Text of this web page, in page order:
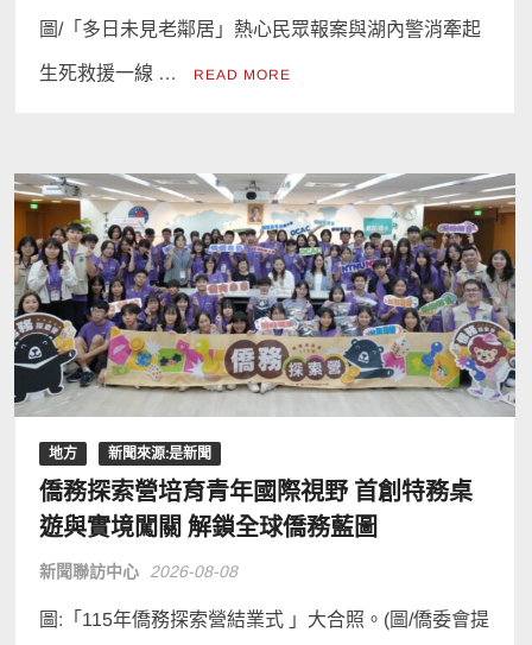
圖/「多日未見老鄰居」熱心民眾報案與湖內警消牽起
生死救援一線 … READ MORE
地方 新聞來源:是新聞
僑務探索營培育青年國際視野 首創特務桌
遊與實境闖關 解鎖全球僑務藍圖
新聞聯訪中心 2026-08-08
圖:「115年僑務探索營結業式 」大合照。(圖/僑委會提